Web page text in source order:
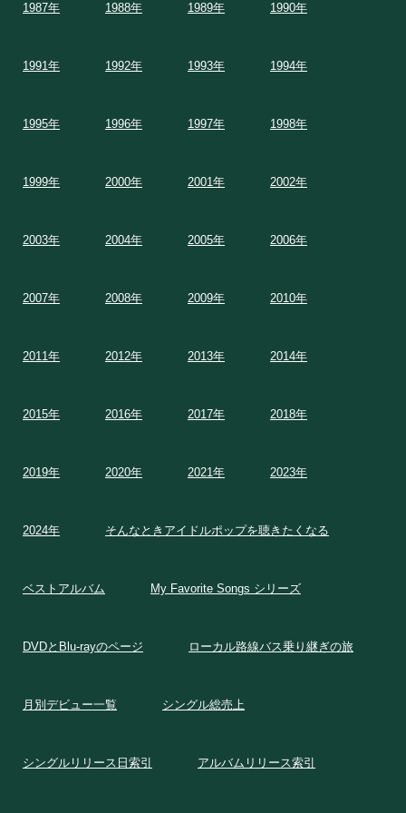
1987年 1988年 1989年 1990年
1991年 1992年 1993年 1994年
1995年 1996年 1997年 1998年
1999年 2000年 2001年 2002年
2003年 2004年 2005年 2006年
2007年 2008年 2009年 2010年
2011年 2012年 2013年 2014年
2015年 2016年 2017年 2018年
2019年 2020年 2021年 2023年
2024年 そんなときアイドルポップを聴きたくなる
ベストアルバム My Favorite Songs シリーズ
DVDとBlu-rayのページ ローカル路線バス乗り継ぎの旅
月別デビュー一覧 シングル総売上
シングルリリース日索引 アルバムリリース索引